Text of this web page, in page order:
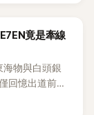
竟是牽線
海物與白頭銀
回憶出道前的
，讓東海忍不